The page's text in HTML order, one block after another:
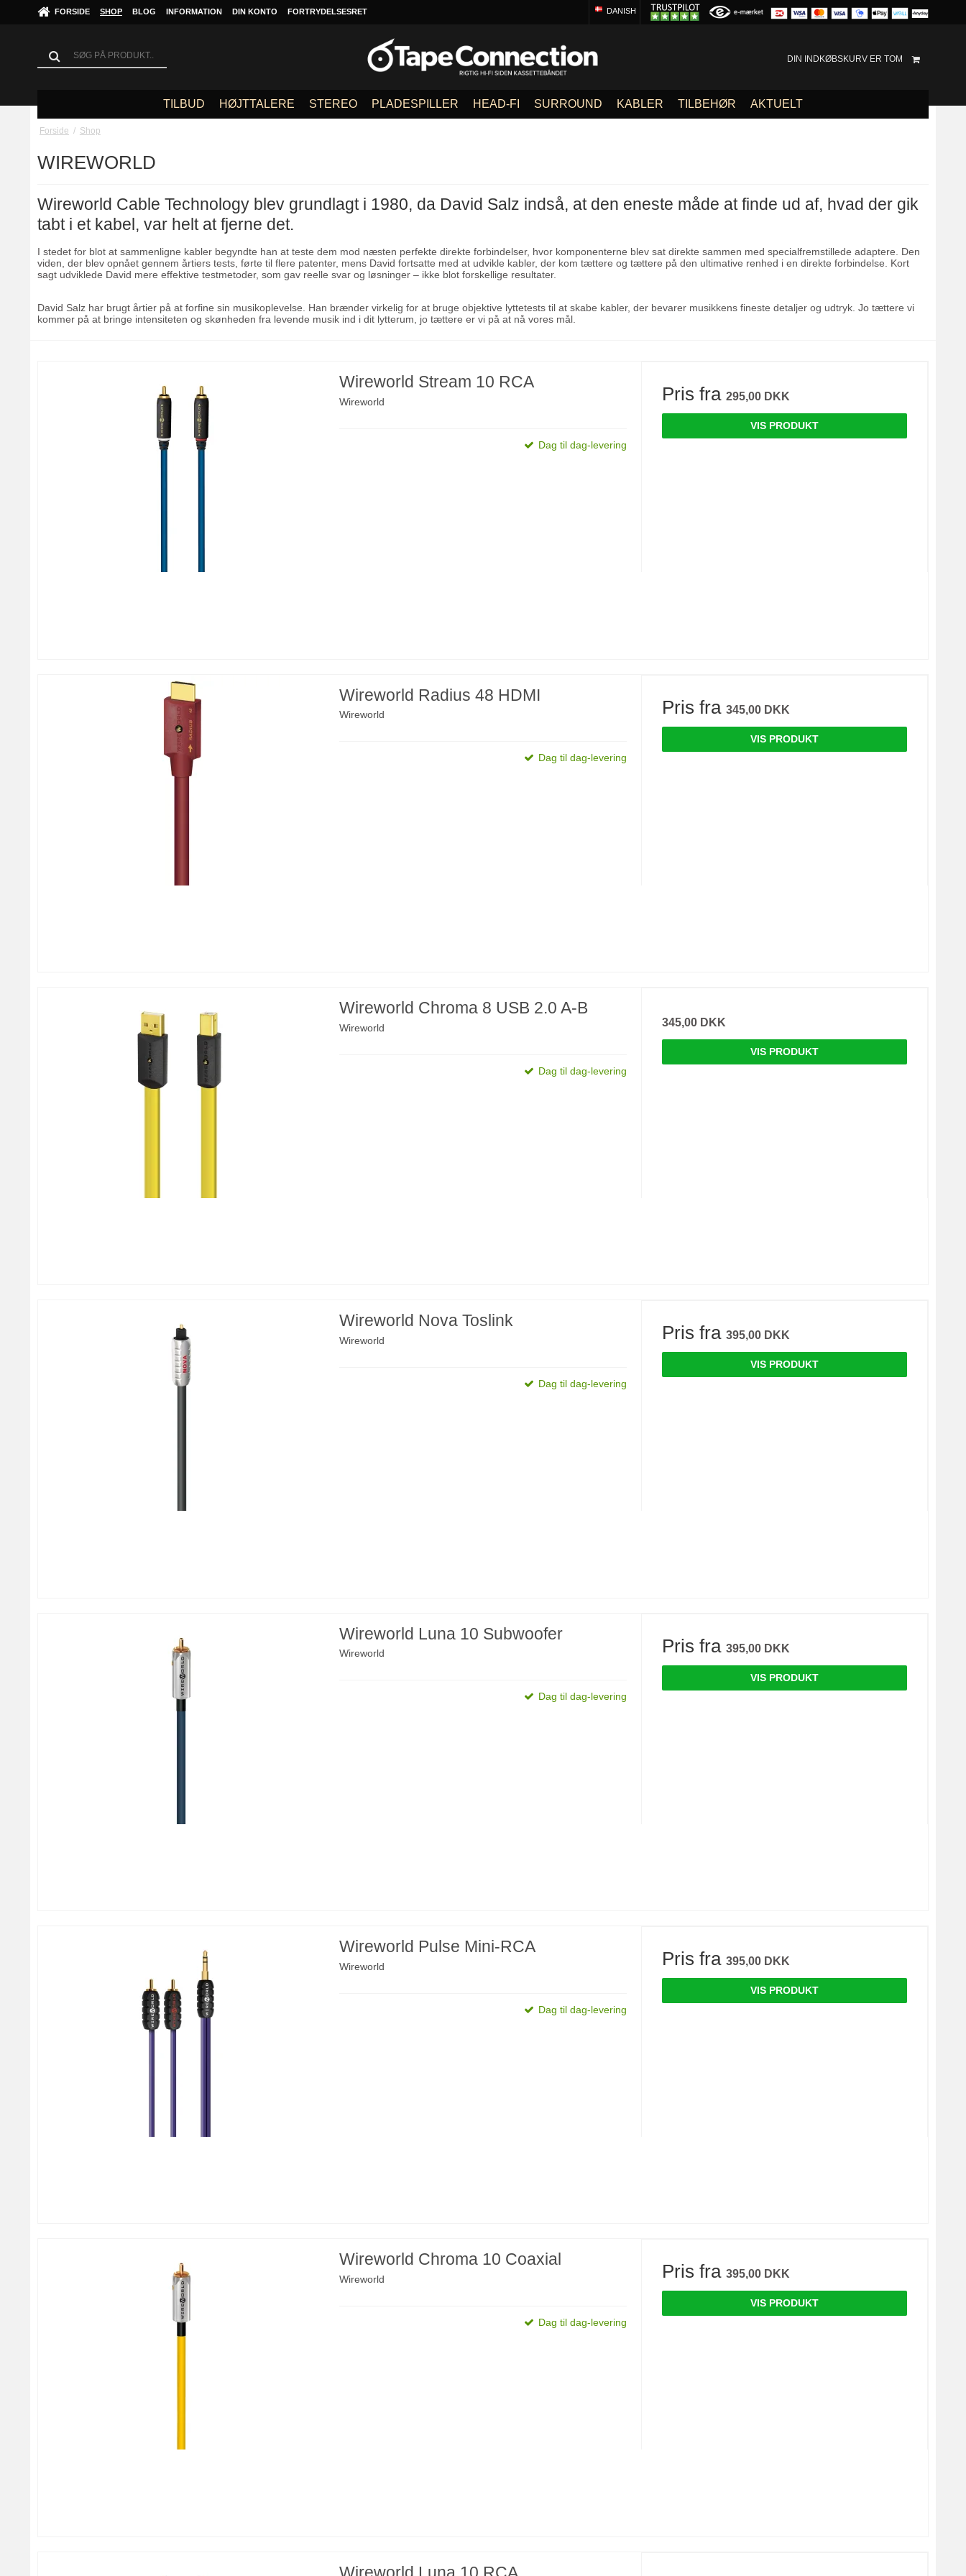
FORSIDE SHOP BLOG INFORMATION DIN KONTO FORTRYDELSESRET DANISH
DIN INDKØBSKURV ER TOM
TILBUD HØJTTALERE STEREO PLADESPILLER HEAD-FI SURROUND KABLER TILBEHØR AKTUELT
Forside / Shop
WIREWORLD
Wireworld Cable Technology blev grundlagt i 1980, da David Salz indså, at den eneste måde at finde ud af, hvad der gik
tabt i et kabel, var helt at fjerne det.
I stedet for blot at sammenligne kabler begyndte han at teste dem mod næsten perfekte direkte forbindelser, hvor komponenterne blev sat direkte sammen med specialfremstillede adaptere. Den
viden, der blev opnået gennem årtiers tests, førte til flere patenter, mens David fortsatte med at udvikle kabler, der kom tættere og tættere på den ultimative renhed i en direkte forbindelse. Kort
sagt udviklede David mere effektive testmetoder, som gav reelle svar og løsninger – ikke blot forskellige resultater.
David Salz har brugt årtier på at forfine sin musikoplevelse. Han brænder virkelig for at bruge objektive lyttetests til at skabe kabler, der bevarer musikkens fineste detaljer og udtryk. Jo tættere vi
kommer på at bringe intensiteten og skønheden fra levende musik ind i dit lytterum, jo tættere er vi på at nå vores mål.
Wireworld Stream 10 RCA
Wireworld
Dag til dag-levering
Pris fra 295,00 DKK
VIS PRODUKT
Wireworld Radius 48 HDMI
Wireworld
Dag til dag-levering
Pris fra 345,00 DKK
VIS PRODUKT
Wireworld Chroma 8 USB 2.0 A-B
Wireworld
Dag til dag-levering
345,00 DKK
VIS PRODUKT
Wireworld Nova Toslink
Wireworld
Dag til dag-levering
Pris fra 395,00 DKK
VIS PRODUKT
Wireworld Luna 10 Subwoofer
Wireworld
Dag til dag-levering
Pris fra 395,00 DKK
VIS PRODUKT
Wireworld Pulse Mini-RCA
Wireworld
Dag til dag-levering
Pris fra 395,00 DKK
VIS PRODUKT
Wireworld Chroma 10 Coaxial
Wireworld
Dag til dag-levering
Pris fra 395,00 DKK
VIS PRODUKT
Wireworld Luna 10 RCA